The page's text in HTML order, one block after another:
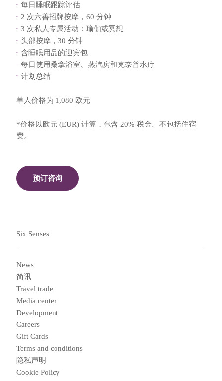
每日睡眠跟踪评估
2 次六善招牌按摩，60 分钟
3 次私人专属活动：瑜伽或冥想
头部按摩，30 分钟
含睡眠用品的迎宾包
每日使用桑拿浴室、蒸汽房和克奈普水疗
计划总结
单人价格为 1,080 欧元
*价格以欧元 (EUR) 计算，包含 20% 税金。不包括住宿
费。
预订咨询
Six Senses
News
简讯
Travel trade
Media center
Development
Careers
Gift Cards
Terms and conditions
隐私声明
Cookie Policy